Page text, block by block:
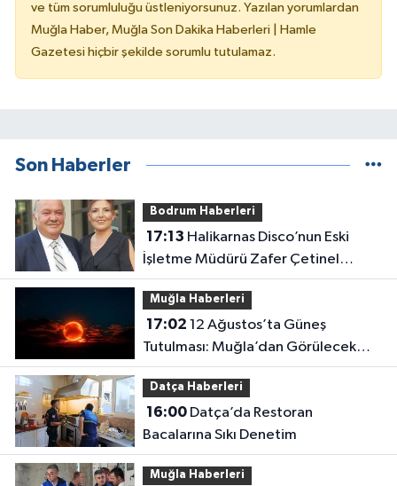
ve tüm sorumluluğu üstleniyorsunuz. Yazılan yorumlardan
Muğla Haber, Muğla Son Dakika Haberleri | Hamle
Gazetesi hiçbir şekilde sorumlu tutulamaz.
Son Haberler
Bodrum Haberleri
17:13
İşletme Müdürü Zafer Çetinel
Hayatını Kaybetti
Muğla Haberleri
17:02
Tutulması: Muğla’dan Görülecek
mi?
Datça Haberleri
16:00Datça’da Restoran
Bacalarına Sıkı Denetim
Muğla Haberleri